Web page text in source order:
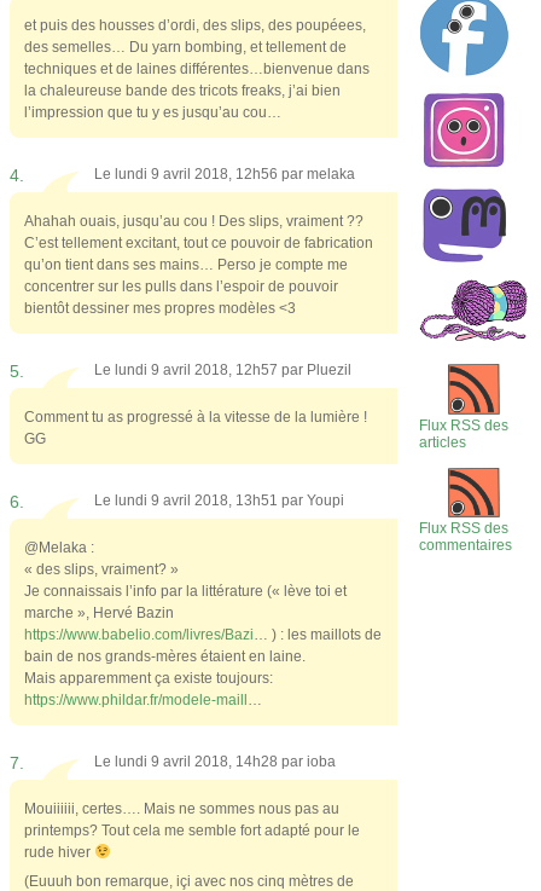
et puis des housses d’ordi, des slips, des poupéees,
des semelles… Du yarn bombing, et tellement de
techniques et de laines différentes…bienvenue dans
la chaleureuse bande des tricots freaks, j’ai bien
l’impression que tu y es jusqu’au cou…
4. Le lundi 9 avril 2018, 12h56 par melaka
Ahahah ouais, jusqu’au cou ! Des slips, vraiment ??
C’est tellement excitant, tout ce pouvoir de fabrication
qu’on tient dans ses mains… Perso je compte me
concentrer sur les pulls dans l’espoir de pouvoir
bientôt dessiner mes propres modèles <3
5. Le lundi 9 avril 2018, 12h57 par Pluezil
Comment tu as progressé à la vitesse de la lumière !
GG
6. Le lundi 9 avril 2018, 13h51 par Youpi
@Melaka :
« des slips, vraiment? »
Je connaissais l’info par la littérature (« lève toi et
marche », Hervé Bazin
https://www.babelio.com/livres/Bazi … ) : les maillots de
bain de nos grands-mères étaient en laine.
Mais apparemment ça existe toujours:
https://www.phildar.fr/modele-maill
7. Le lundi 9 avril 2018, 14h28 par ioba
Mouiiiiii, certes…. Mais ne sommes nous pas au
printemps? Tout cela me semble fort adapté pour le
rude hiver
(Euuuh bon remarque, içi avec nos cinq mètres de
Flux RSS des
articles
Flux RSS des
commentaires